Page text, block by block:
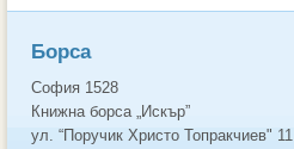
Борса
София 1528
Книжна борса „Искър”
ул. “Поручик Христо Топракчиев" 11